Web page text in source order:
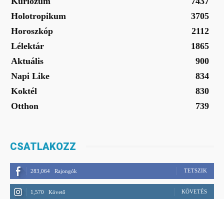
Holotropikum
3705
Horoszkóp
2112
Lélektár
1865
Aktuális
900
Napi Like
834
Koktél
830
Otthon
739
CSATLAKOZZ
283,064 Rajongók TETSZIK
1,570 Követő KÖVETÉS